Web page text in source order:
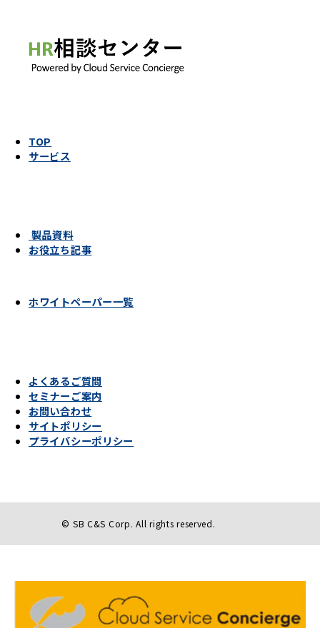
TOP
サービス
製品資料
お役立ち記事
ホワイトペーパー一覧
よくあるご質問
セミナーご案内
お問い合わせ
サイトポリシー
プライバシーポリシー
© SB C&S Corp. All rights reserved.